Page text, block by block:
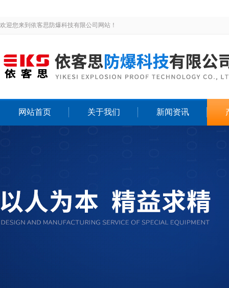
欢迎您来到依客思防爆科技有限公司网站！
网站首页 关于我们 新闻资讯